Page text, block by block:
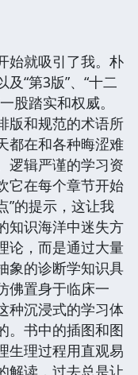
始就吸引了我。朴
“第3版”、“十二
股踏实和权威。
版和规范的术语所
都在和各种晦涩难
逻辑严谨的学习资
它在每个章节开始
”的提示，这让我
知识海洋中迷失方
论，而是通过大量
象的诊断学知识具
佛置身于临床一
种沉浸式的学习体
。书中的插图和图
生理过程用直观易
解读，过去总是让